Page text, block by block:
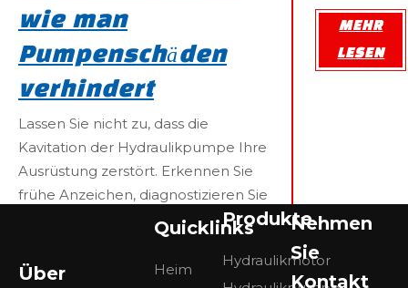
wie man
Pumpenschäden
verhindert
Lassen Sie nicht zu, dass die
Kavitation der Hydraulikpumpe Ihre
Ausrüstung zerstört. Erkennen Sie
frühe Anzeichen, diagnostizieren Sie
Grundursachen und vermeiden Sie
kostspielige Ausfallzeiten.
MEHR
LESEN
Über
Quicklinks
Heim
Produkte
Hydraulikmotor
Nehmen
Sie
Kontakt